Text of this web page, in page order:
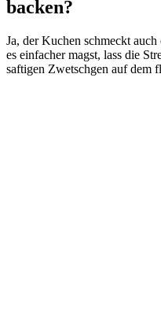
backen?
Ja, der Kuchen schmeckt
es einfacher magst, lass die
saftigen Zwetschgen auf dem